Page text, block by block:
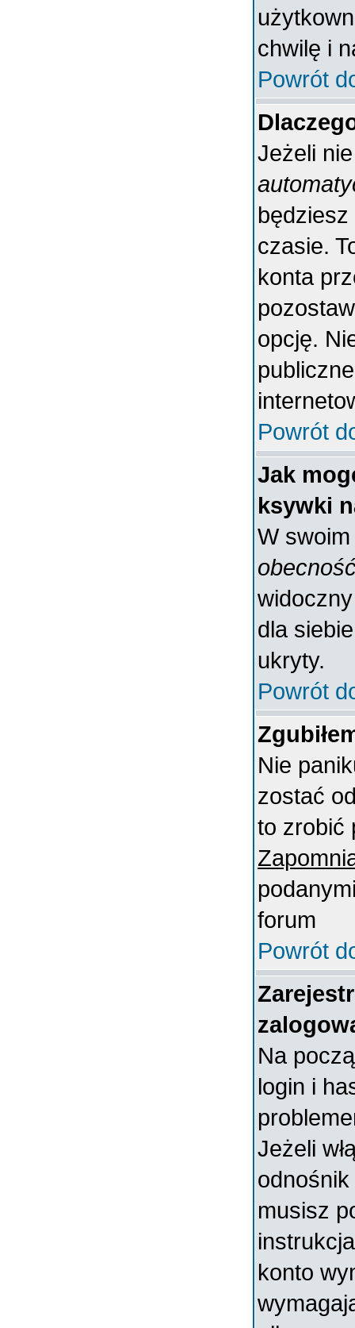
chwilę i
Powrót
Jeżeli
czasie.
konta
opcję.
Powrót
Jak
ksywki
W
dla
ukryty.
Powrót
Nie
zostać
to zrobić
forum
Powrót
Na
login i
Jeżeli
odnośnik
musisz
konto